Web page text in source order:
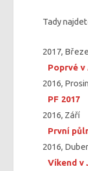
Tady
2017,
Poprvé v
2016,
PF 2017
2016, Září
První
2016,
Víkend v